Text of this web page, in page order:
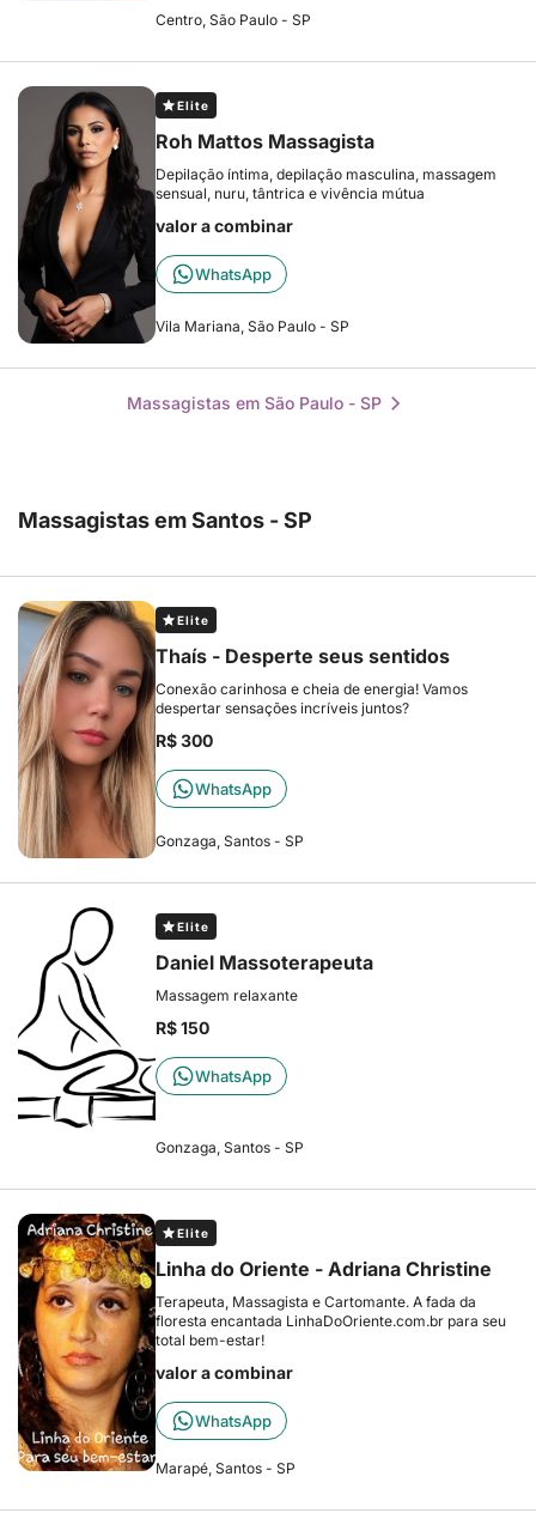
Centro, São Paulo - SP
Elite
Roh Mattos Massagista
Depilação íntima, depilação masculina, massagem
sensual, nuru, tântrica e vivência mútua
valor a combinar
WhatsApp
Vila Mariana, São Paulo - SP
Massagistas em São Paulo - SP
Massagistas em Santos - SP
Elite
Thaís - Desperte seus sentidos
Conexão carinhosa e cheia de energia! Vamos
despertar sensações incríveis juntos?
R$ 300
WhatsApp
Gonzaga, Santos - SP
Elite
Daniel Massoterapeuta
Massagem relaxante
R$ 150
WhatsApp
Gonzaga, Santos - SP
Elite
Linha do Oriente - Adriana Christine
Terapeuta, Massagista e Cartomante. A fada da
floresta encantada LinhaDoOriente.com.br para seu
total bem-estar!
valor a combinar
WhatsApp
Marapé, Santos - SP